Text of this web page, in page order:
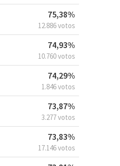
75,38%
12.886 votos
74,93%
10.760 votos
74,29%
1.846 votos
73,87%
3.277 votos
73,83%
17.146 votos